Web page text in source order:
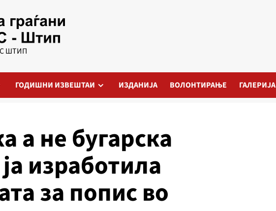
ШТИП
ГОДИШНИ ИЗВЕШТАИ ИЗДАНИЈА ВОЛОНТИРАЊЕ ГАЛЕРИЈА
а не бугарска
изработила
за попис во